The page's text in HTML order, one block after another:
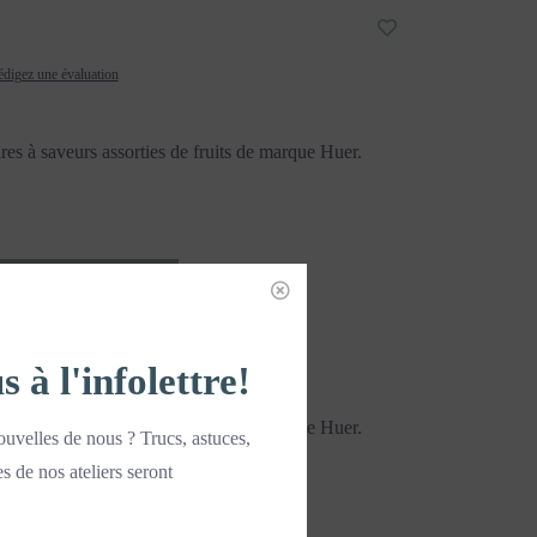
une évaluation
à saveurs assorties de fruits de marque Huer.
à saveurs assorties de fruits de marque Huer.
à l'infolettre!
de nous ? Trucs, astuces,
de nos ateliers seront